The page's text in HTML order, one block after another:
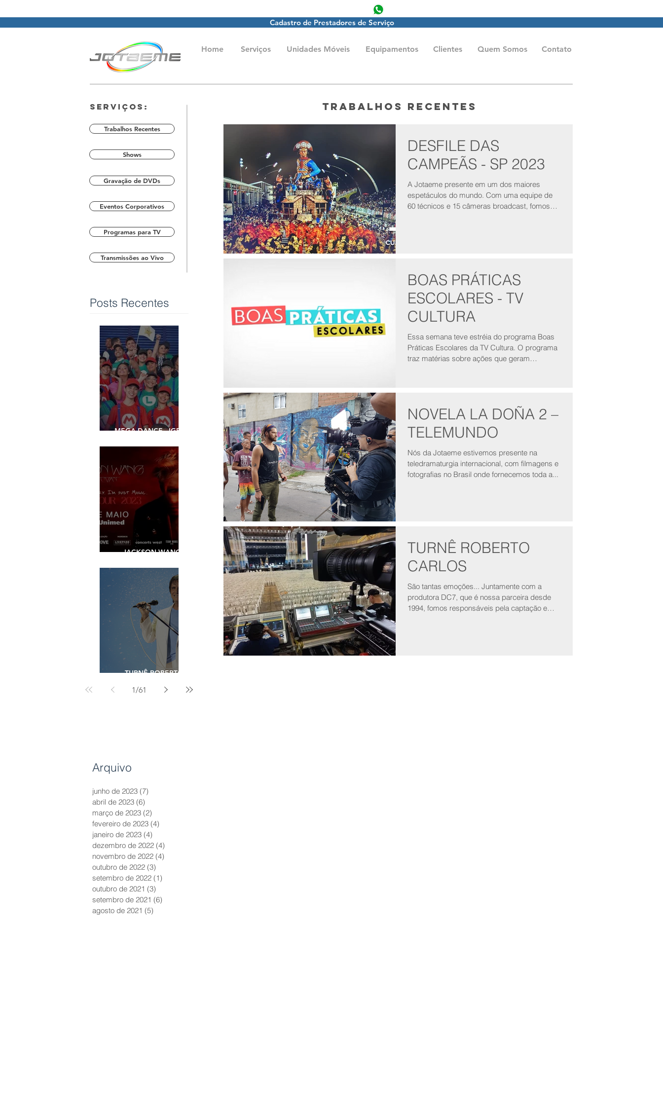
Cadastro de Prestadores de Serviço
Home Serviços Unidades Móveis Equipamentos Clientes Quem Somos Contato
Serviços:
Trabalhos Recentes
Shows
Gravação de DVDs
Eventos Corporativos
Programas para TV
Transmissões ao Vivo
Posts Recentes
MEGA DANCE - IGREJA
JACKSON WANG -
TURNÊ ROBERTO
1/61
Arquivo
junho de 2023 (7)
abril de 2023 (6)
março de 2023 (2)
fevereiro de 2023 (4)
janeiro de 2023 (4)
dezembro de 2022 (4)
novembro de 2022 (4)
outubro de 2022 (3)
setembro de 2022 (1)
outubro de 2021 (3)
setembro de 2021 (6)
agosto de 2021 (5)
Trabalhos Recentes
DESFILE DAS
CAMPEÃS - SP 2023
A Jotaeme presente em um dos maiores
espetáculos do mundo. Com uma equipe de
60 técnicos e 15 câmeras broadcast, fomos
BOAS PRÁTICAS
ESCOLARES - TV
CULTURA
Essa semana teve estréia do programa Boas
Práticas Escolares da TV Cultura. O programa
traz matérias sobre ações que geram
NOVELA LA DOÑA 2 –
TELEMUNDO
Nós da Jotaeme estivemos presente na
teledramaturgia internacional, com filmagens e
fotografias no Brasil onde fornecemos toda a...
TURNÊ ROBERTO
CARLOS
São tantas emoções... Juntamente com a
produtora DC7, que é nossa parceira desde
1994, fomos responsáveis pela captação e